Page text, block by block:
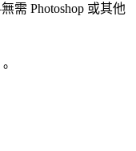
Photoshop 或其他